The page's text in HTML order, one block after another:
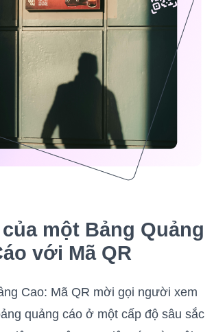
một Bảng Quảng
với Mã QR
Cao: Mã QR mời gọi người xem
quảng cáo ở một cấp độ sâu sắc